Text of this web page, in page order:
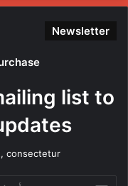
Newsletter
list to
consectetur.